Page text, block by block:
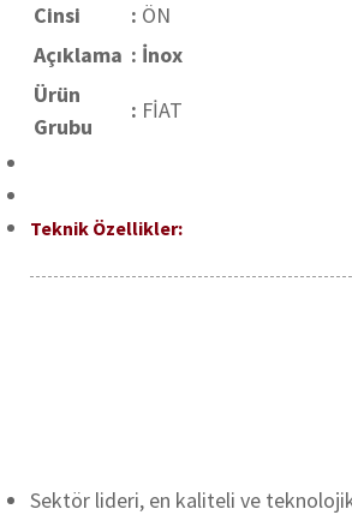
Cinsi : ÖN
Açıklama : İnox
Ürün
Grubu
: FİAT
Teknik Özellikler:
Sektör lideri, en kaliteli ve